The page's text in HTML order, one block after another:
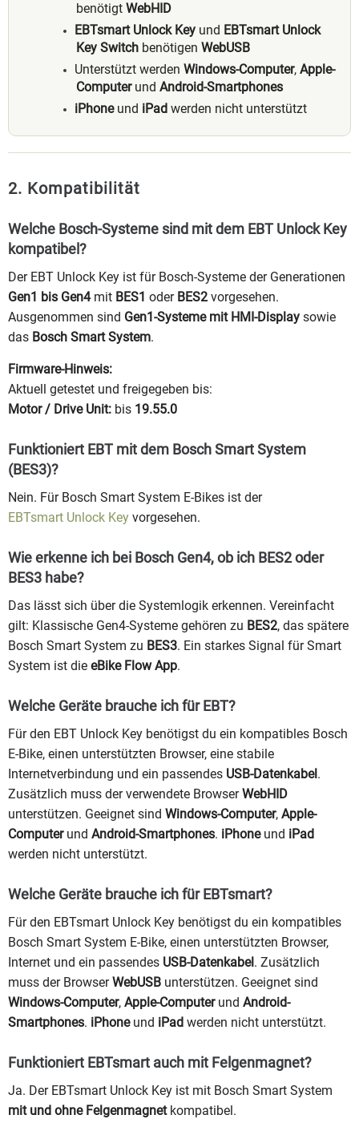
benötigt WebHID
EBTsmart Unlock Key und EBTsmart Unlock
Key Switch benötigen WebUSB
Unterstützt werden Windows-Computer, Apple-
Computerund Android-Smartphones
iPhoneund iPad werden nicht unterstützt
2. Kompatibilität
Welche Bosch-Systeme sind mit dem EBT Unlock Key
kompatibel?
Der EBT Unlock Key ist für Bosch-Systeme der Generationen
Gen1 bis Gen4mit BES1 oder BES2 vorgesehen.
Ausgenommen sind Gen1-Systeme mit HMI-Display sowie
das Bosch Smart System.
Firmware-Hinweis:
Aktuell getestet und freigegeben bis:
Motor / Drive Unit: bis 19.55.0
Funktioniert EBT mit dem Bosch Smart System
(BES3)?
Nein. Für Bosch Smart System E-Bikes ist der
EBTsmart Unlock Key vorgesehen.
Wie erkenne ich bei Bosch Gen4, ob ich BES2 oder
BES3 habe?
Das lässt sich über die Systemlogik erkennen. Vereinfacht
gilt: Klassische Gen4-Systeme gehören zu BES2, das spätere
Bosch Smart System zu BES3. Ein starkes Signal für Smart
System ist die eBike Flow App.
Welche Geräte brauche ich für EBT?
Für den EBT Unlock Key benötigst du ein kompatibles Bosch
E-Bike, einen unterstützten Browser, eine stabile
Internetverbindung und ein passendes USB-Datenkabel .
Zusätzlich muss der verwendete BrowserWebHID
unterstützen. Geeignet sind Windows-Computer, Apple-
Computerund Android-Smartphones. iPhoneund iPad
werden nicht unterstützt.
Welche Geräte brauche ich für EBTsmart?
Für den EBTsmart Unlock Key benötigst du ein kompatibles
Bosch Smart System E-Bike, einen unterstützten Browser,
Internet und ein passendes USB-Datenkabel . Zusätzlich
muss der BrowserWebUSB unterstützen. Geeignet sind
Windows-Computer, Apple-Computerund Android-
Smartphones. iPhoneund iPad werden nicht unterstützt.
Funktioniert EBTsmart auch mit Felgenmagnet?
Ja. Der EBTsmart Unlock Key ist mit Bosch Smart System
mit und ohne Felgenmagnetkompatibel.